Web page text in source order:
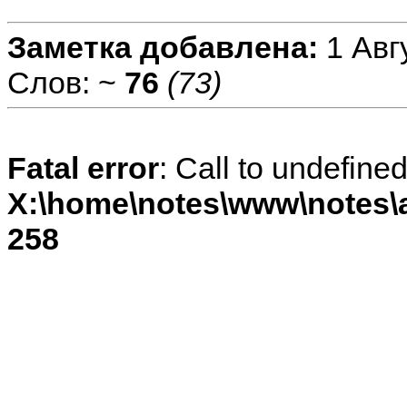
Заметка добавлена: 1
Слов: ~ 76 (73)
Fatal error: Call to
258